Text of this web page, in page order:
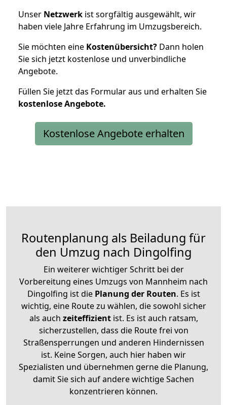
Unser Netzwerk ist sorgfältig ausgewählt, wir
haben viele Jahre Erfahrung im Umzugsbereich.
Sie möchten eine Kostenübersicht? Dann holen
Sie sich jetzt kostenlose und unverbindliche
Angebote.
Füllen Sie jetzt das Formular aus und erhalten Sie
kostenloseAngebote.
Kostenlose Angebote erhalten
Routenplanung als Beiladung für
den Umzug nach Dingolfing
Ein weiterer wichtiger Schritt bei der
Vorbereitung eines Umzugs von Mannheim nach
Dingolfing ist diePlanung der Routen. Es ist
wichtig, eine Route zu wählen, die sowohl sicher
als auch zeiteffizientist. Es ist auch ratsam,
sicherzustellen, dass die Route frei von
Straßensperrungen und anderen Hindernissen
ist. Keine Sorgen, auch hier haben wir
Spezialisten und übernehmen gerne die Planung,
damit Sie sich auf andere wichtige Sachen
konzentrieren können.